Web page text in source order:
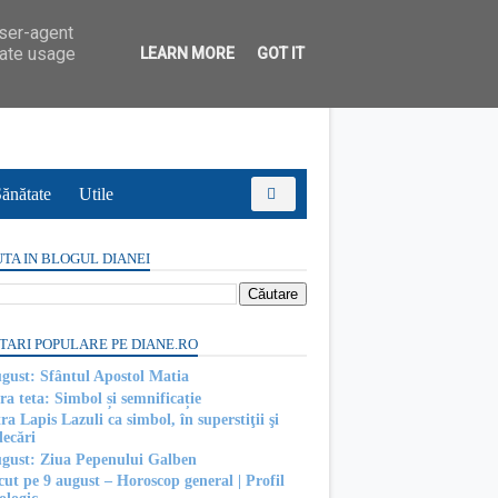
Utile
IN BLOGUL DIANEI
POPULARE PE DIANE.RO
Sfântul Apostol Matia
teta: Simbol și semnificație
Lapis Lazuli ca simbol, în superstiţii şi
Ziua Pepenului Galben
pe 9 august – Horoscop general | Profil
agent
usage
LEARN MORE GOT IT